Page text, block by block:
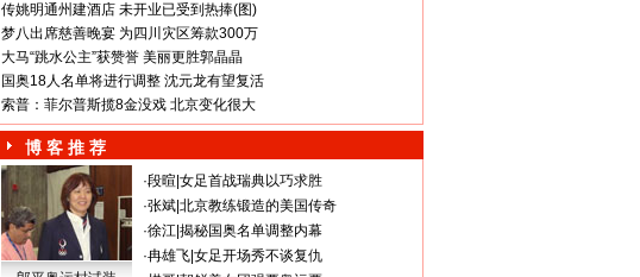
传姚明通州建酒店 未开业已受到热捧(图)
梦八出席慈善晚宴 为四川灾区筹款300万
大马“跳水公主”获赞誉 美丽更胜郭晶晶
国奥18人名单将进行调整 沈元龙有望复活
索普：菲尔普斯揽8金没戏 北京变化很大
博 客 推 荐
·段暄 女足首战瑞典以巧求胜
·张斌 北京教练锻造的美国传奇
·徐江 揭秘国奥名单调整内幕
·冉雄飞 女足开场秀不谈复仇